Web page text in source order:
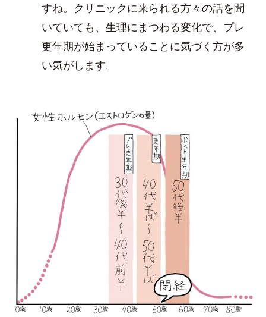
すね。クリニックに来られる方々の話を聞
いていても、生理にまつわる変化で、プレ
更年期が始まっていることに気づく方が多
い気がします。